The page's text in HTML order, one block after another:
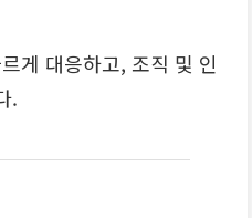
게 대응하고, 조직 및 인
.